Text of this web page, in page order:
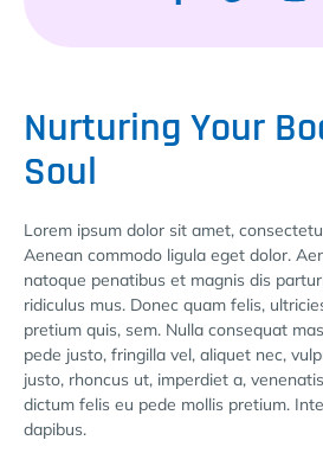
Nurturing Your
Soul
Lorem ipsum dolor sit amet,
Aenean commodo ligula eget dolor.
natoque penatibus et magnis dis
ridiculus mus. Donec quam felis,
pretium quis, sem. Nulla consequat
pede justo, fringilla vel, aliquet nec,
justo, rhoncus ut, imperdiet a,
dictum felis eu pede mollis pretium.
dapibus.